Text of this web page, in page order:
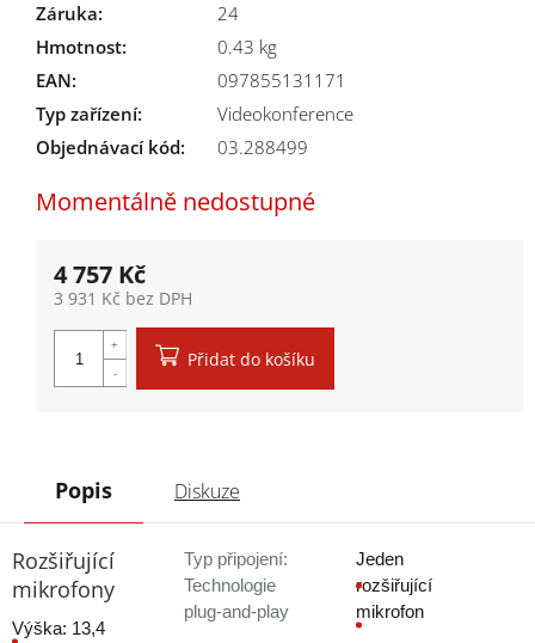
Momentálně nedostupné
Záruka:
24
Hmotnost:
0.43 kg
EAN:
097855131171
Typ zařízení:
Videokonference
Objednávací kód:
03.288499
4 757 Kč
3 931 Kč bez DPH
Přidat do košíku
Popis Diskuze
Rozšiřující
mikrofony
Výška: 13,4
Typ připojení:
Technologie
plug-and-play
Jeden
rozšiřující
mikrofon